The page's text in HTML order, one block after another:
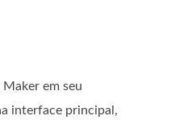
em seu
interface principal,